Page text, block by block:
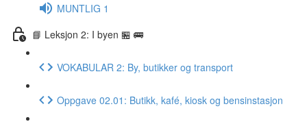
MUNTLIG 1
📘 Leksjon 2: I byen 🏪 🚌
VOKABULAR 2: By, butikker og transport
Oppgave 02.01: Butikk, kafé, kiosk og bensinstasjon